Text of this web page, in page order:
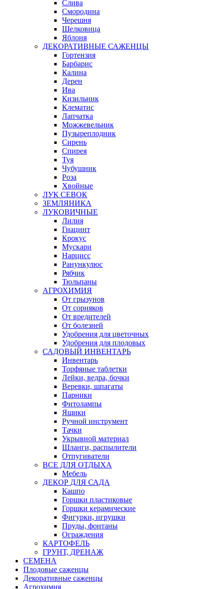
Слива
Смородина
Черешня
Шелковица
Яблоня
ДЕКОРАТИВНЫЕ САЖЕНЦЫ
Гортензия
Барбарис
Калина
Дерен
Ива
Кизильник
Клематис
Лапчатка
Можжевельник
Пузыреплодник
Сирень
Спирея
Туя
Чубушник
Роза
Хвойные
ЛУК СЕВОК
ЗЕМЛЯНИКА
ЛУКОВИЧНЫЕ
Лилия
Гиацинт
Крокус
Мускари
Нарцисс
Ранункулюс
Рябчик
Тюльпаны
АГРОХИМИЯ
От грызунов
От сорняков
От вредителей
От болезней
Удобрения для цветочных
Удобрения для плодовых
САДОВЫЙ ИНВЕНТАРЬ
Инвентарь
Торфяные таблетки
Лейки, ведра, бочки
Веревки, шпагаты
Парники
Фитолампы
Ящики
Ручной инструмент
Тачки
Укрывной материал
Шланги, распылители
Отпугиватели
ВСЕ ДЛЯ ОТДЫХА
Мебель
ДЕКОР ДЛЯ САДА
Кашпо
Горшки пластиковые
Горшки керамические
Фигурки, игрушки
Пруды, фонтаны
Ограждения
КАРТОФЕЛЬ
ГРУНТ, ДРЕНАЖ
СЕМЕНА
Плодовые саженцы
Декоративные саженцы
Агрохимия